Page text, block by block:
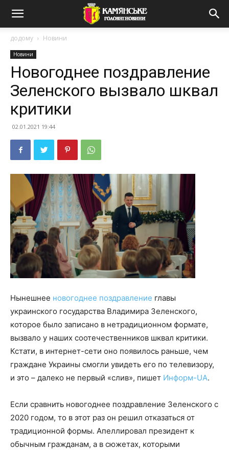
додому Новини
Новини
Новогоднее поздравление
Зеленского вызвало шквал
критики
02.01.2021 19:44
Нынешнее новогоднее поздравление главы
украинского государства Владимира Зеленского,
которое было записано в нетрадиционном формате,
вызвало у наших соотечественников шквал критики.
Кстати, в интернет-сети оно появилось раньше, чем
граждане Украины смогли увидеть его по телевизору,
и это – далеко не первый «слив», пишет Информ-UA.
Если сравнить новогоднее поздравление Зеленского с
2020 годом, то в этот раз он решил отказаться от
традиционной формы. Апеллировал президент к
обычным гражданам, а в сюжетах, которыми